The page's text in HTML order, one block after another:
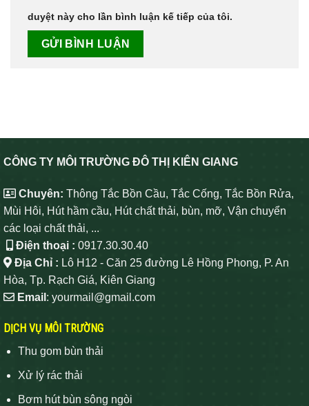
duyệt này cho lần bình luận kế tiếp của tôi.
CÔNG TY MÔI TRƯỜNG ĐÔ THỊ KIÊN GIANG
Chuyên: Thông Tắc Bồn Cầu, Tắc Cống, Tắc Bồn Rửa,
Mùi Hôi, Hút hầm cầu, Hút chất thải, bùn, mỡ, Vận chuyển
các loại chất thải, ...
Điện thoại : 0917.30.30.40
Địa Chỉ : Lô H12 - Căn 25 đường Lê Hồng Phong, P. An
Hòa, Tp. Rạch Giá, Kiên Giang
Email : yourmail@gmail.com
DỊCH VỤ MÔI TRƯỜNG
Thu gom bùn thải
Xử lý rác thải
Bơm hút bùn sông ngòi